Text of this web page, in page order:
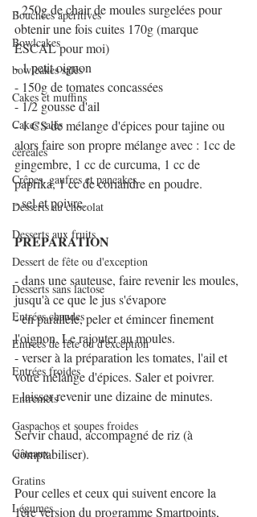
Bouchées apéritives
Bowlcakes
bowlcakes salés
Cakes et muffins
Cakes salés
céréales
Crêpes, gaufres et pancakes
Desserts au chocolat
Desserts aux fruits
Dessert de fête ou d'exception
Desserts sans lactose
Entrées chaudes
Entrées de fête ou d'exception
Entrées froides
Entremets
Gaspachos et soupes froides
Gâteaux
Gratins
Légumes
- 250g de chair de moules surgelées pour
obtenir une fois cuites 170g (marque
ESCAL pour moi)
- 1 petit oignon
- 150g de tomates concassées
- 1/2 gousse d'ail
- 1 CS de mélange d'épices pour tajine ou
alors faire son propre mélange avec : 1cc de
gingembre, 1 cc de curcuma, 1 cc de
paprika, 1 cc de coriandre en poudre.
- sel et poivre.
PREPARATION
- dans une sauteuse, faire revenir les moules,
jusqu'à ce que le jus s'évapore
- en parallèle, peler et émincer finement
l'oignon. Le rajouter au moules.
- verser à la préparation les tomates, l'ail et
votre mélange d'épices. Saler et poivrer.
- laisser revenir une dizaine de minutes.
Servir chaud, accompagné de riz (à
comptabiliser).
Pour celles et ceux qui suivent encore la
1ère version du programme Smartpoints,